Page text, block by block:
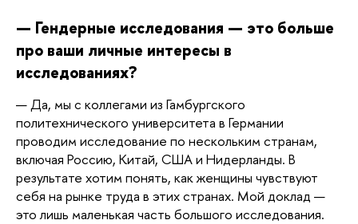
— Гендерные исследования — это больше
про ваши личные интересы в
исследованиях?
— Да, мы с коллегами из Гамбургского
политехнического университета в Германии
проводим исследование по нескольким странам,
включая Россию, Китай, США и Нидерланды. В
результате хотим понять, как женщины чувствуют
себя на рынке труда в этих странах. Мой доклад —
это лишь маленькая часть большого исследования.